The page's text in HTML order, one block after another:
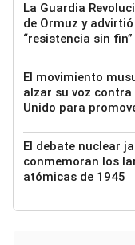
La Guardia
de Ormuz y
“resistencia sin fin”
El movimiento
alzar su voz contra
Unido para
El debate nuclear
conmemoran los
atómicas de 1945